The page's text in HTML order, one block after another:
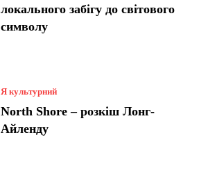
локального забігу до світового
символу
Я культурний
North Shore – розкіш Лонг-
Айленду